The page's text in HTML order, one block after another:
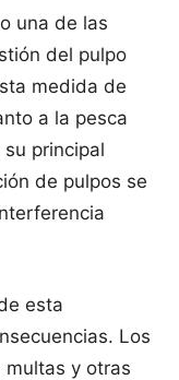
una de las
del pulpo
medida de
a la pesca
principal
de pulpos se
esta
Los
y otras